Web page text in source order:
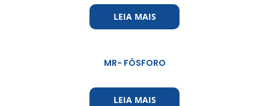
LEIA MAIS
MR- FÓSFORO
LEIA MAIS